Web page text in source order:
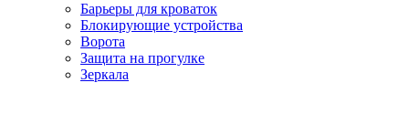
Барьеры для кроваток
Блокирующие устройства
Ворота
Защита на прогулке
Зеркала